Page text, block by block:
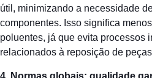
útil, minimizando a necessidade
componentes. Isso significa
poluentes, já que evita processos
relacionados à reposição de
4. Normas globais: qualidade